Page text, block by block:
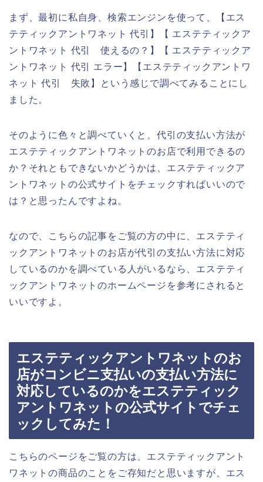
まず、最初に私自身、検索エンジンを使って、【エス
テティックアントワネット 代引】【 エステティックア
ントワネット 代引 使えるの？】【 エステティックア
ントワネット 代引 エラー】【エステティックアントワ
ネット 代引 失敗】という感じで調べてみることにし
ました。
そのように色々と調べていくと、代引の支払い方法が
エステティックアントワネットのお店で利用できるの
か？それともできないかどうかは、エステティックア
ントワネットの公式サイトをチェックすればいいので
は？と思ったんですよね。
なので、こちらの記事をご覧の方の中に、エステティ
ックアントワネットのお店が代引の支払い方法に対応
しているのかを調べている人がいるなら、エステティ
ックアントワネットのホームページを参考にされると
いいですよ。
エステティックアントワネットのお
店がコンビニ支払いの支払い方法に
対応しているのかをエステティック
アントワネットの公式サイトでチェ
ックしてみた！
こちらのページをご覧の方は、エステティックアント
ワネットの商品のことをご存知だと思いますが、エス